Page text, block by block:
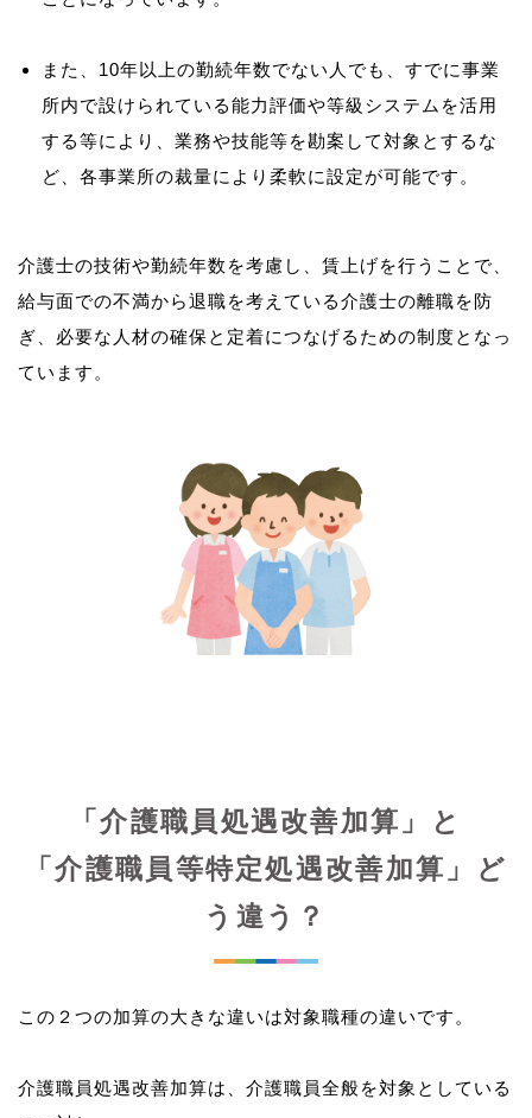
また、10年以上の勤続年数でない人でも、すでに事業
所内で設けられている能力評価や等級システムを活用
する等により、業務や技能等を勘案して対象とするな
ど、各事業所の裁量により柔軟に設定が可能です。
介護士の技術や勤続年数を考慮し、賃上げを行うことで、
給与面での不満から退職を考えている介護士の離職を防
ぎ、必要な人材の確保と定着につなげるための制度となっ
ています。
「介護職員処遇改善加算」と
「介護職員等特定処遇改善加算」ど
う違う？
この２つの加算の大きな違いは対象職種の違いです。
介護職員処遇改善加算は、介護職員全般を対象としている